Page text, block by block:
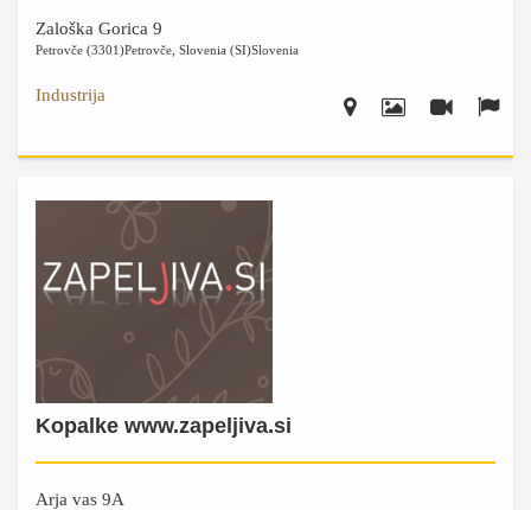
Zaloška Gorica 9
Petrovče (3301)Petrovče Slovenia (SI)Slovenia
Industrija
Kopalke www.zapeljiva.si
Arja vas 9A